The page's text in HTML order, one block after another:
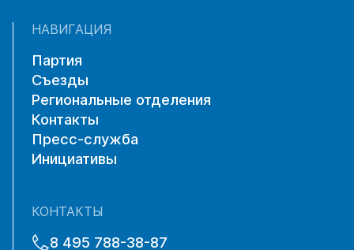
НАВИГАЦИЯ
Партия
Съезды
Региональные отделения
Контакты
Пресс-служба
Инициативы
КОНТАКТЫ
8 495 788-38-87